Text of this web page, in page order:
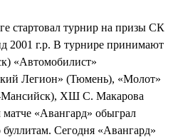
стартовал турнир на призы СК
2001 г.р. В турнире принимают
«Автомобилист»
Легион» (Тюмень), «Молот»
ХШ С. Макарова
«Авангард» обыграл
Сегодня «Авангард»